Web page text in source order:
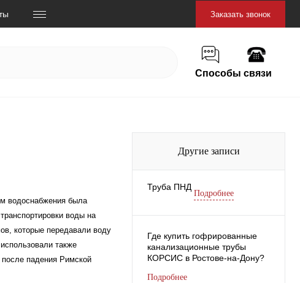
Заказать звонок
Способы связи
водоснабжения была
воды на
которые передавали воду
также
падения Римской
Другие записи
Труба ПНД
Подробнее
Где купить гофрированные
канализационные трубы
КОРСИС в Ростове-на-Дону?
Подробнее